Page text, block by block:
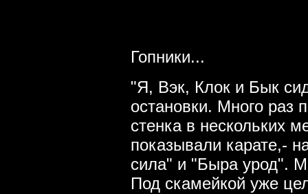
Гопники...
"Я, Вэк, Клок и Бык
остановки. Много раз
стенка в нескольких
показывали карате,-
сила" и "Быра урод".
Под скамейкой уже